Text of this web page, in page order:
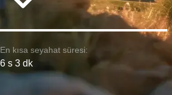
En kısa seyahat süresi:
6 s 3 dk